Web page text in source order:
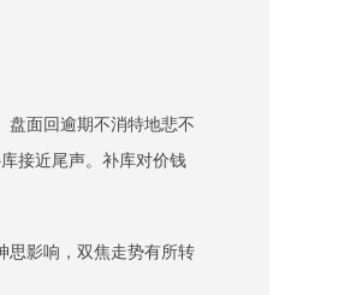
盘面回逾期不消特地悲不
接近尾声。补库对价钱
思影响，双焦走势有所转